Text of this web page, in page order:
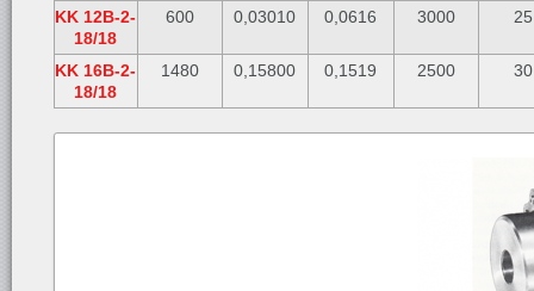
KK 12B-2-
18/18
600 0,03010 0,0616 3000 25
KK 16B-2-
18/18
1480 0,15800 0,1519 2500 30